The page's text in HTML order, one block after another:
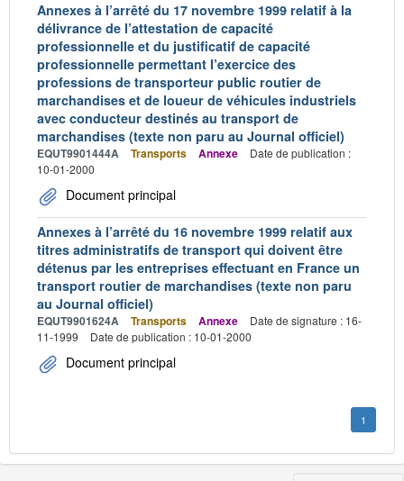
Annexes à l’arrêté du 17 novembre 1999 relatif à la
délivrance de l’attestation de capacité
professionnelle et du justificatif de capacité
professionnelle permettant l’exercice des
professions de transporteur public routier de
marchandises et de loueur de véhicules industriels
avec conducteur destinés au transport de
marchandises (texte non paru au Journal officiel)
EQUT9901444A Transports Annexe
Date de publication :
10-01-2000
Document principal
Annexes à l’arrêté du 16 novembre 1999 relatif aux
titres administratifs de transport qui doivent être
détenus par les entreprises effectuant en France un
transport routier de marchandises (texte non paru
au Journal officiel)
EQUT9901624A Transports Annexe
Date de signature : 16-
11-1999
Date de publication : 10-01-2000
Document principal
1